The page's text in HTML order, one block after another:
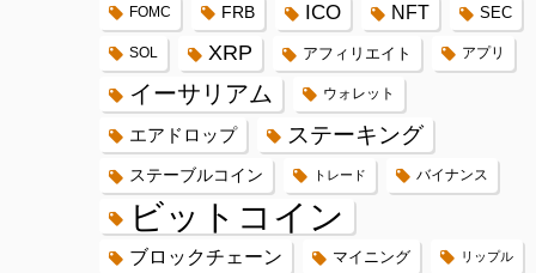
FOMC FRB ICO NFT SEC
SOL XRP アフィリエイト アプリ
イーサリアム ウォレット
エアドロップ ステーキング
ステーブルコイン トレード バイナンス
ビットコイン
ブロックチェーン マイニング リップル